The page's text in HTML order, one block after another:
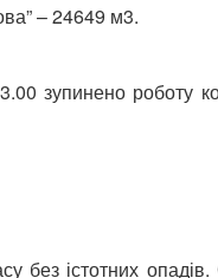
– 24649 м3.
зупинено роботу
без істотних